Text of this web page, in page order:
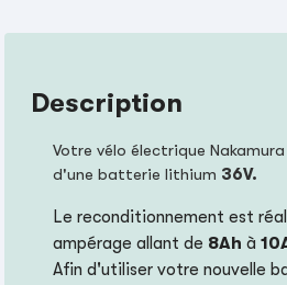
Description
Votre vélo électrique
d'une batterie lithium 36V.
Le reconditionnement est
ampérage allant de 8Ah à
Afin d'utiliser votre nouvelle